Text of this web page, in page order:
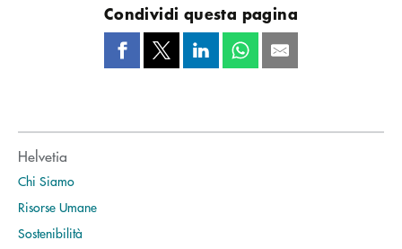
Condividi questa pagina
Helvetia
Chi Siamo
Risorse Umane
Sostenibilità